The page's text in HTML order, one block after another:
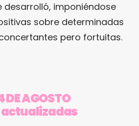
desarrolló, imponiéndose
sobre determinadas
pero fortuitas.
DE AGOSTO